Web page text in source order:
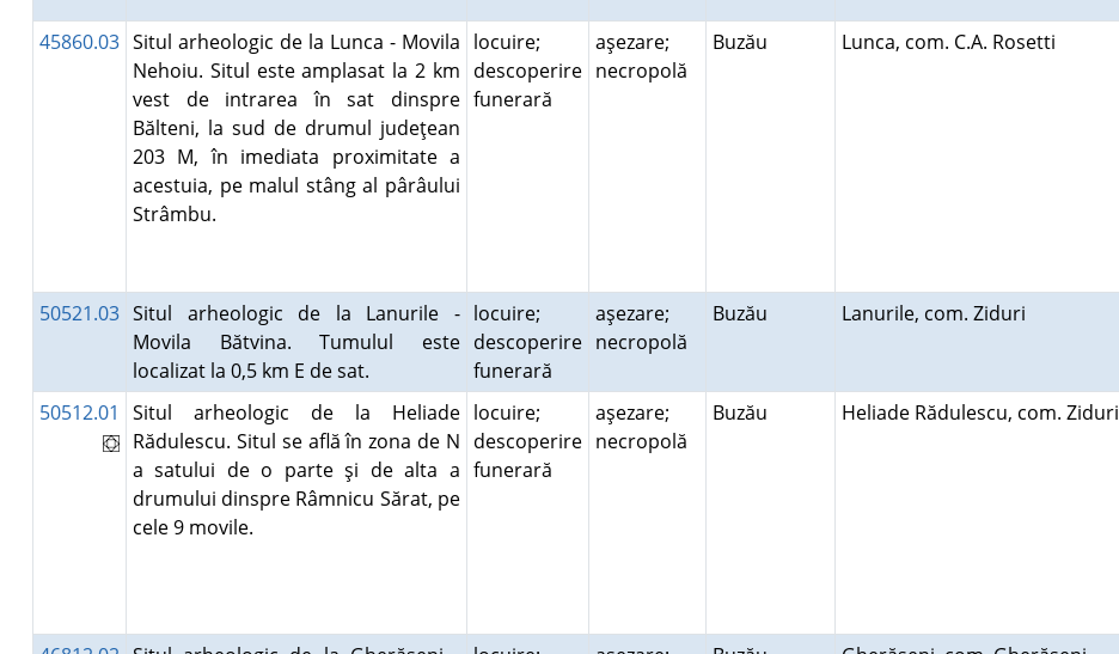
45860.03 Situl arheologic de la Lunca - Movila
Nehoiu. Situl este amplasat la 2 km
vest de intrarea în sat dinspre
Bălteni, la sud de drumul judeţean
203 M, în imediata proximitate a
acestuia, pe malul stâng al pârâului
Strâmbu.
locuire;
descoperire
funerară
aşezare;
necropolă
Buzău Lunca, com. C.A. Rosetti
50521.03 Situl arheologic de la Lanurile -
Movila Bătvina. Tumulul este
localizat la 0,5 km E de sat.
locuire;
descoperire
funerară
aşezare;
necropolă
Buzău Lanurile, com. Ziduri
50512.01
Situl arheologic de la Heliade
Rădulescu. Situl se află în zona de N
a satului de o parte şi de alta a
drumului dinspre Râmnicu Sărat, pe
cele 9 movile.
locuire;
descoperire
funerară
aşezare;
necropolă
Buzău Heliade Rădulescu, com. Ziduri